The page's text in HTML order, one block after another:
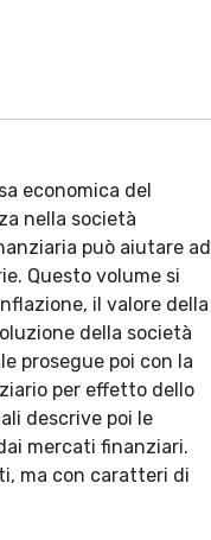
economica del
nella società
può aiutare ad
Questo volume si
il valore della
della società
prosegue poi con la
per effetto dello
descrive poi le
mercati finanziari.
ma con caratteri di